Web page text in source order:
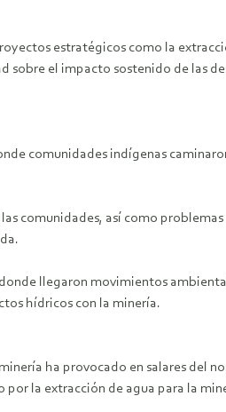
estratégicos como la
sobre el impacto sostenido de las
comunidades indígenas
comunidades, así como
llegaron movimientos
hídricos con la minería.
ha provocado en salares del
la extracción de agua para la